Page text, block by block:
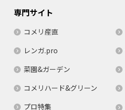
専門サイト
コメリ産直
レンガ.pro
菜園&ガーデン
コメリハード&グリーン
プロ特集